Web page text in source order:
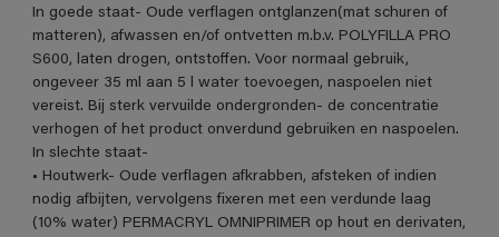
In goede staat- Oude verflagen ontglanzen(mat schuren of
matteren), afwassen en/of ontvetten m.b.v. POLYFILLA PRO
S600, laten drogen, ontstoffen. Voor normaal gebruik,
ongeveer 35 ml aan 5 l water toevoegen, naspoelen niet
vereist. Bij sterk vervuilde ondergronden- de concentratie
verhogen of het product onverdund gebruiken en naspoelen.
In slechte staat-
• Houtwerk- Oude verflagen afkrabben, afsteken of indien
nodig afbijten, vervolgens fixeren met een verdunde laag
(10% water) PERMACRYL OMNIPRIMER op hout en derivaten,